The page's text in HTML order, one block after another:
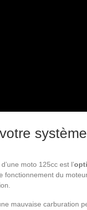
système
moto 125cc est l’
fonctionnement du
mauvaise carburation